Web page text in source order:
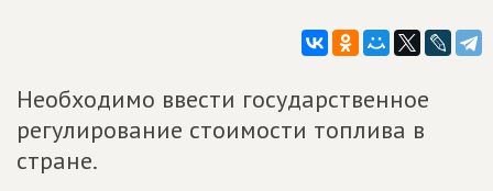
Необходимо ввести государственное
регулирование стоимости топлива в
стране.